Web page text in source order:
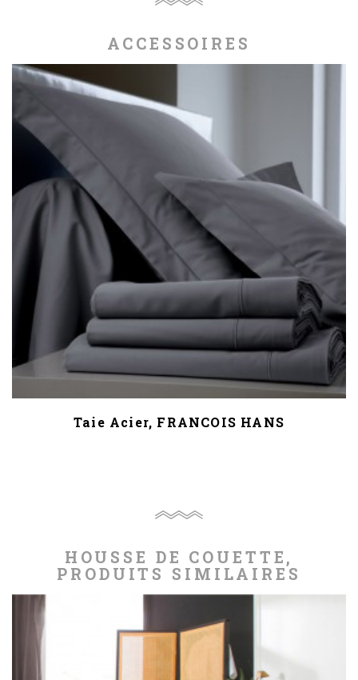
ACCESSOIRES
Taie Acier, FRANCOIS HANS
HOUSSE DE COUETTE,
PRODUITS SIMILAIRES